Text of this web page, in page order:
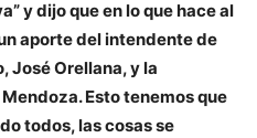
y dijo que en lo que hace al
aporte del intendente de
José Orellana, y la
Esto tenemos que
todos, las cosas se